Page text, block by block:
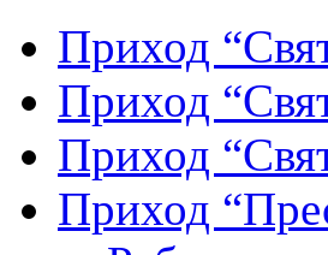
Приход
Приход
Приход
Приход